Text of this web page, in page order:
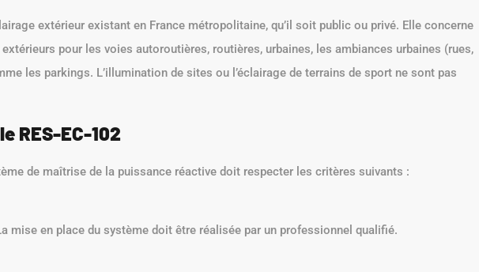
extérieur existant en France métropolitaine, qu’il soit public ou privé. Elle concerne
pour les voies autoroutières, routières, urbaines, les ambiances urbaines (rues,
les parkings. L’illumination de sites ou l’éclairage de terrains de sport ne sont pas
RES-EC-102
de maîtrise de la puissance réactive doit respecter les critères suivants :
mise en place du système doit être réalisée par un professionnel qualifié.